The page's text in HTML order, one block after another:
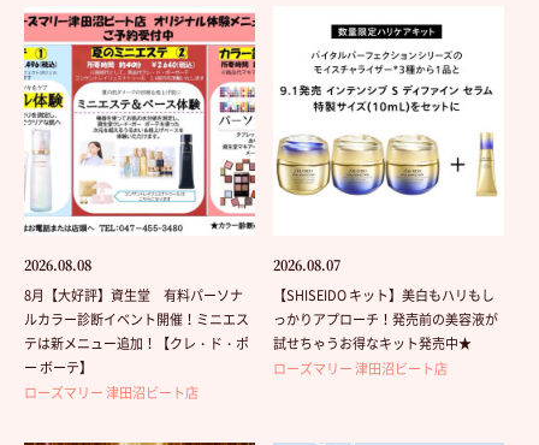
2026.08.08
8月【大好評】資生堂 有料パーソナ
ルカラー診断イベント開催！ミニエス
テは新メニュー追加！【クレ・ド・ポ
ー ボーテ】
ローズマリー 津田沼ビート店
2026.08.07
【SHISEIDO キット】美白もハリもし
っかりアプローチ！発売前の美容液が
試せちゃうお得なキット発売中★
ローズマリー 津田沼ビート店